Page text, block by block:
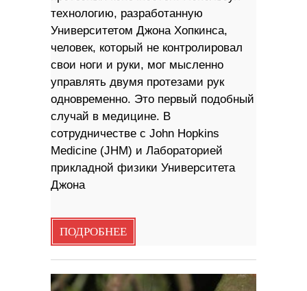
технологию, разработанную
Университетом Джона Хопкинса,
человек, который не контролировал
свои ноги и руки, мог мысленно
управлять двумя протезами рук
одновременно. Это первый подобный
случай в медицине. В
сотрудничестве с John Hopkins
Medicine (JHM) и Лабораторией
прикладной физики Университета
Джона
ПОДРОБНЕЕ